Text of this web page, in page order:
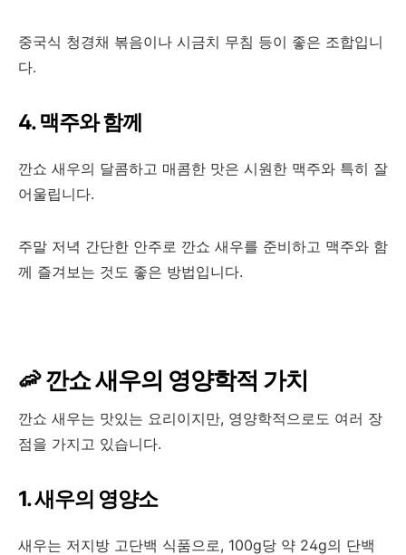
중국식 청경채 볶음이나 시금치 무침 등이 좋은 조합입니
다.
4. 맥주와 함께
깐쇼 새우의 달콤하고 매콤한 맛은 시원한 맥주와 특히 잘
어울립니다.
주말 저녁 간단한 안주로 깐쇼 새우를 준비하고 맥주와 함
께 즐겨보는 것도 좋은 방법입니다.
🦐 깐쇼 새우의 영양학적 가치
깐쇼 새우는 맛있는 요리이지만, 영양학적으로도 여러 장
점을 가지고 있습니다.
1. 새우의 영양소
새우는 저지방 고단백 식품으로, 100g당 약 24g의 단백